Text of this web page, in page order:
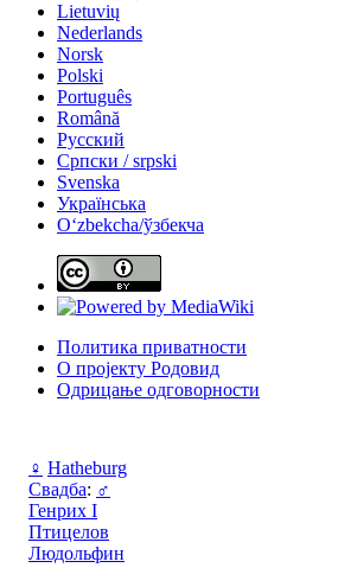
♀ Hatheburg
Свадба: ♂
Генрих I
Птицелов
Людольфин
Lietuvių
Nederlands
Norsk
Polski
Português
Română
Русский
Српски / srpski
Svenska
Українська
Oʻzbekcha/ўзбекча
Политика приватности
О пројекту Родовид
Одрицање одговорности